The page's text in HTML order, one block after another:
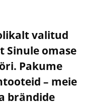
valitud
Sinule omase
Pakume
– meie
brändide